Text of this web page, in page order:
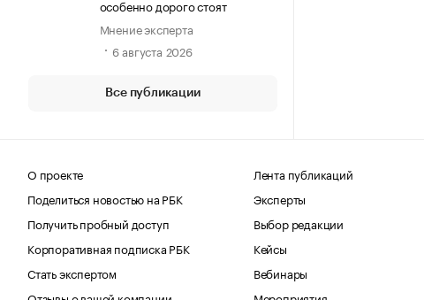
особенно дорого стоят
Мнение эксперта
6 августа 2026
Все публикации
О проекте
Поделиться новостью на РБК
Получить пробный доступ
Корпоративная подписка РБК
Стать экспертом
Лента публикаций
Эксперты
Выбор редакции
Кейсы
Вебинары